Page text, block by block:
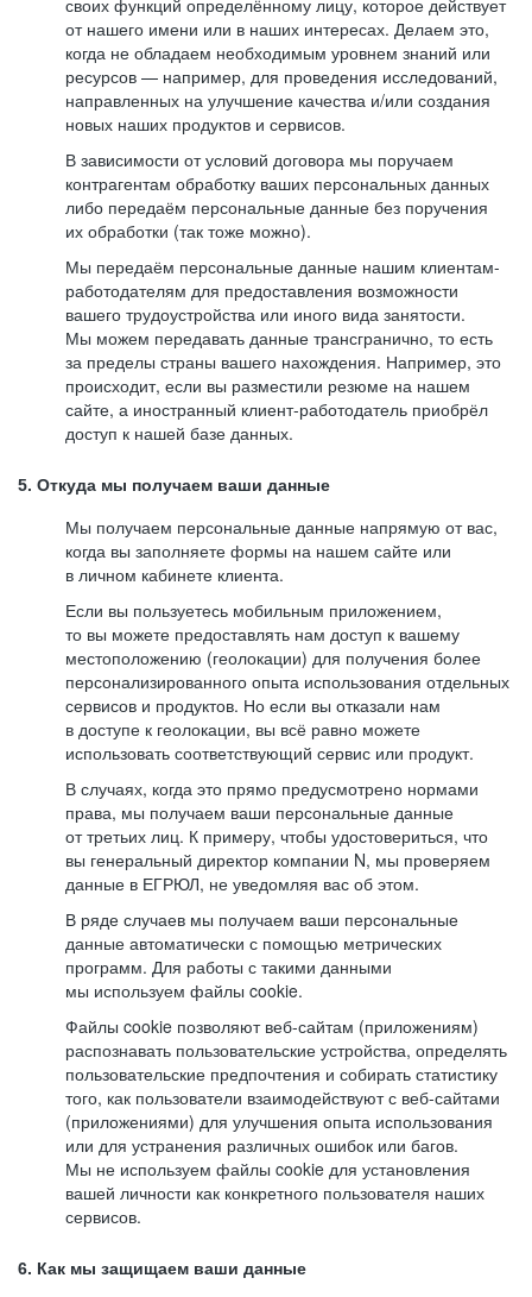
своих функций определённому лицу, которое действует
от нашего имени или в наших интересах. Делаем это,
когда не обладаем необходимым уровнем знаний или
ресурсов — например, для проведения исследований,
направленных на улучшение качества и/или создания
новых наших продуктов и сервисов.
В зависимости от условий договора мы поручаем
контрагентам обработку ваших персональных данных
либо передаём персональные данные без поручения
их обработки (так тоже можно).
Мы передаём персональные данные нашим клиентам-
работодателям для предоставления возможности
вашего трудоустройства или иного вида занятости.
Мы можем передавать данные трансгранично, то есть
за пределы страны вашего нахождения. Например, это
происходит, если вы разместили резюме на нашем
сайте, а иностранный клиент-работодатель приобрёл
доступ к нашей базе данных.
5. Откуда мы получаем ваши данные
Мы получаем персональные данные напрямую от вас,
когда вы заполняете формы на нашем сайте или
в личном кабинете клиента.
Если вы пользуетесь мобильным приложением,
то вы можете предоставлять нам доступ к вашему
местоположению (геолокации) для получения более
персонализированного опыта использования отдельных
сервисов и продуктов. Но если вы отказали нам
в доступе к геолокации, вы всё равно можете
использовать соответствующий сервис или продукт.
В случаях, когда это прямо предусмотрено нормами
права, мы получаем ваши персональные данные
от третьих лиц. К примеру, чтобы удостовериться, что
вы генеральный директор компании N, мы проверяем
данные в ЕГРЮЛ, не уведомляя вас об этом.
В ряде случаев мы получаем ваши персональные
данные автоматически с помощью метрических
программ. Для работы с такими данными
мы используем файлы cookie.
Файлы cookie позволяют веб-сайтам (приложениям)
распознавать пользовательские устройства, определять
пользовательские предпочтения и собирать статистику
того, как пользователи взаимодействуют с веб-сайтами
(приложениями) для улучшения опыта использования
или для устранения различных ошибок или багов.
Мы не используем файлы cookie для установления
вашей личности как конкретного пользователя наших
сервисов.
6. Как мы защищаем ваши данные